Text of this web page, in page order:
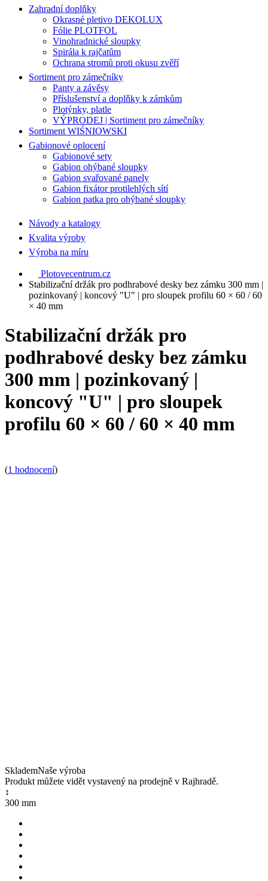
Zahradní doplňky
Okrasné pletivo DEKOLUX
Fólie PLOTFOL
Vinohradnické sloupky
Spirála k rajčatům
Ochrana stromů proti okusu zvěří
Sortiment pro zámečníky
Panty a závěsy
Příslušenství a doplňky k zámkům
Plotýnky, platle
VÝPRODEJ | Sortiment pro zámečníky
Sortiment WIŚNIOWSKI
Gabionové oplocení
Gabionové sety
Gabion ohýbané sloupky
Gabion svařované panely
Gabion fixátor protilehlých sítí
Gabion patka pro ohýbané sloupky
Návody a katalogy
Kvalita výroby
Výroba na míru
Plotovecentrum.cz
Stabilizační držák pro podhrabové desky bez zámku 300 mm |
pozinkovaný | koncový "U" | pro sloupek profilu 60 × 60 / 60
× 40 mm
Stabilizační držák pro
podhrabové desky bez zámku
300 mm | pozinkovaný |
koncový "U" | pro sloupek
profilu 60 × 60 / 60 × 40 mm
(1 hodnocení)
SklademNaše výroba
Produkt můžete vidět vystavený na prodejně v Rajhradě.
↕
300 mm